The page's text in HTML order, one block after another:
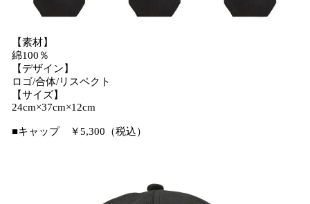
【素材】
綿100％
【デザイン】
ロゴ/合体/リスペクト
【サイズ】
24cm×37cm×12cm
■キャップ ￥5,300（税込）